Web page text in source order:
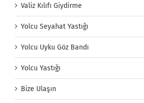
Valiz Kılıfı Giydirme
Yolcu Seyahat Yastığı
Yolcu Uyku Göz Bandı
Yolcu Yastığı
Bize Ulaşın